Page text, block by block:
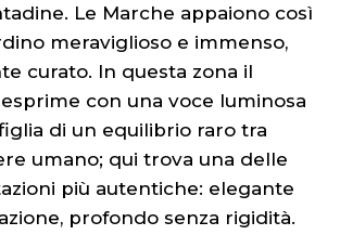
Le Marche appaiono così
meraviglioso e immenso,
curato. In questa zona il
con una voce luminosa
di un equilibrio raro tra
umano; qui trova una delle
più autentiche: elegante
profondo senza rigidità.